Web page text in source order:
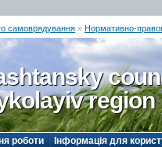
самоврядування » Нормативно-
region
роботи
Інформація для